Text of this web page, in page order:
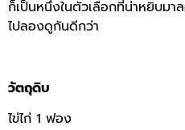
ก็เป็นหนึ่งในตัวเลือกที่น่าหยิบมา
ไปลองดูกันดีกว่า
วัตถุดิบ
ไข่ไก่ 1 ฟอง